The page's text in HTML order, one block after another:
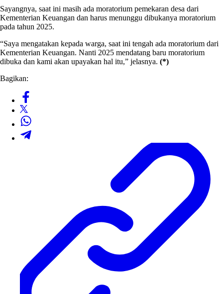
Sayangnya, saat ini masih ada moratorium pemekaran desa dari
Kementerian Keuangan dan harus menunggu dibukanya moratorium
pada tahun 2025.
“Saya mengatakan kepada warga, saat ini tengah ada moratorium dari
Kementerian Keuangan. Nanti 2025 mendatang baru moratorium
dibuka dan kami akan upayakan hal itu,” jelasnya. (*)
Bagikan: